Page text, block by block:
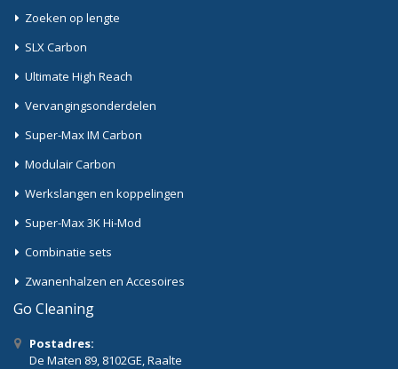
Zoeken op lengte
SLX Carbon
Ultimate High Reach
Vervangingsonderdelen
Super-Max IM Carbon
Modulair Carbon
Werkslangen en koppelingen
Super-Max 3K Hi-Mod
Combinatie sets
Zwanenhalzen en Accesoires
Go Cleaning
Postadres:
De Maten 89, 8102GE, Raalte